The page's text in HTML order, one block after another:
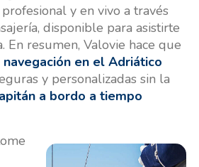
y en vivo a través
disponible para asistirte
En resumen, Valovie hace que
en el Adriático
y personalizadas sin la
a bordo a tiempo